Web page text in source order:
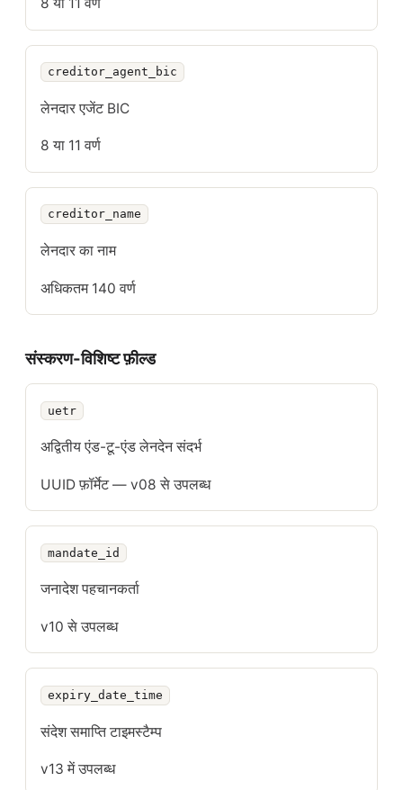
8 या 11 वर्ण
creditor_agent_bic
लेनदार एजेंट BIC
8 या 11 वर्ण
creditor_name
लेनदार का नाम
अधिकतम 140 वर्ण
संस्करण-विशिष्ट फ़ील्ड
फ़ील्ड
uetr
अद्वितीय एंड-टू-एंड लेनदेन संदर्भ
UUID फ़ॉर्मेट — v08 से उपलब्ध
mandate_id
जनादेश पहचानकर्ता
v10 से उपलब्ध
expiry_date_time
संदेश समाप्ति टाइमस्टैम्प
v13 में उपलब्ध